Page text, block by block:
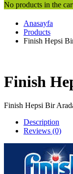
No products in the
Anasayfa
Products
Finish Hepsi
Finish
Finish Hepsi Bir
Description
Reviews (0)